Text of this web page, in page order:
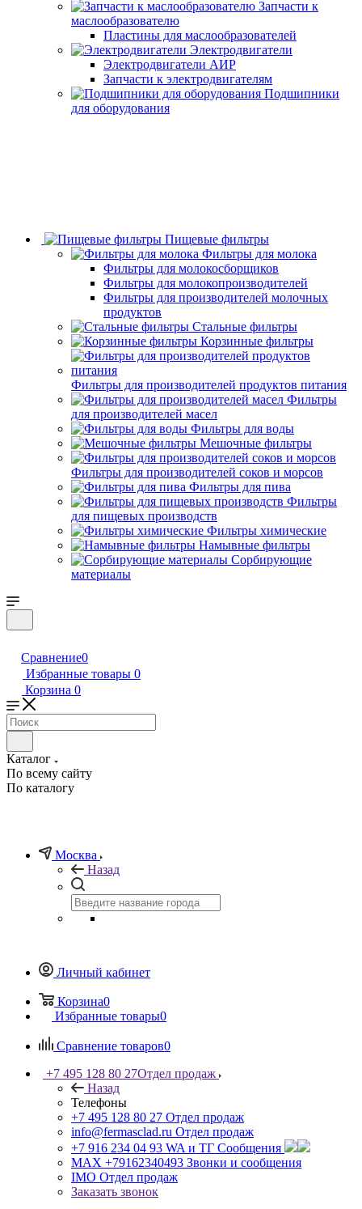
Запчасти к
маслообразователю
Пластины для маслообразователей
Электродвигатели
Электродвигатели АИР
Запчасти к электродвигателям
Подшипники
для оборудования
Пищевые фильтры
Фильтры для молока
Фильтры для молокосборщиков
Фильтры для молокопроизводителей
Фильтры для производителей молочных
продуктов
Стальные фильтры
Корзинные фильтры
Фильтры для производителей продуктов питания
Фильтры
для производителей масел
Фильтры для воды
Мешочные фильтры
Фильтры для производителей соков и морсов
Фильтры для пива
Фильтры
для пищевых производств
Фильтры химические
Намывные фильтры
Сорбирующие
материалы
Сравнение0
Избранные товары 0
Корзина 0
Каталог
По всему сайту
По каталогу
Москва
Назад
Личный кабинет
Корзина0
Избранные товары0
Сравнение товаров0
+7 495 128 80 27Отдел продаж
Назад
Телефоны
+7 495 128 80 27 Отдел продаж
info@fermasclad.ru Отдел продаж
+7 916 234 04 93 WA и ТГ Сообщения
MAX +79162340493 Звонки и сообщения
IMO Отдел продаж
Заказать звонок